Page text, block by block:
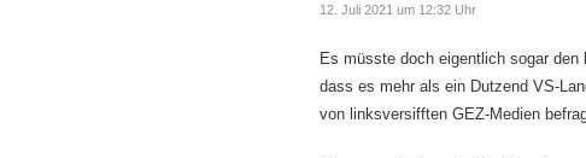
12. Juli 2021 um 12:32 Uhr
Es müsste doch eigentlich sogar den
dass es mehr als ein Dutzend VS-
von linksversifften GEZ-Medien